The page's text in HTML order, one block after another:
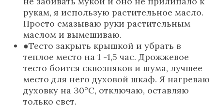
рукам, я использую растительное масло.
Просто смазываю руки растительным
маслом и вымешиваю.
Тесто закрыть крышкой и убрать в
теплое место на 1 -1,5 час. Дрожжевое
тесто боится сквозняков и шума, лучшее
место для него духовой шкаф. Я нагреваю
духовку на 30°С, отключаю, оставляю
только свет.